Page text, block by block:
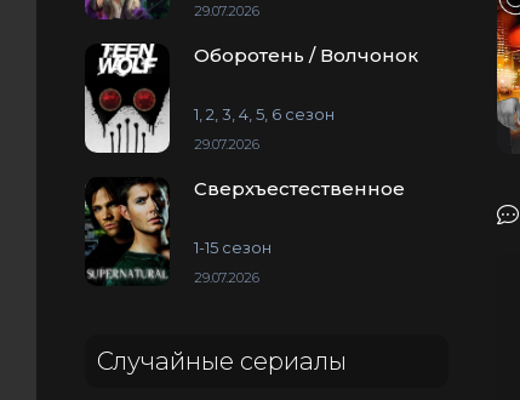
29.07.2026
Оборотень / Волчонок
1, 2, 3, 4, 5, 6 сезон
29.07.2026
Сверхъестественное
1-15 сезон
29.07.2026
Случайные сериалы